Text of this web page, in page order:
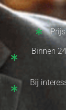
Binnen
Bij